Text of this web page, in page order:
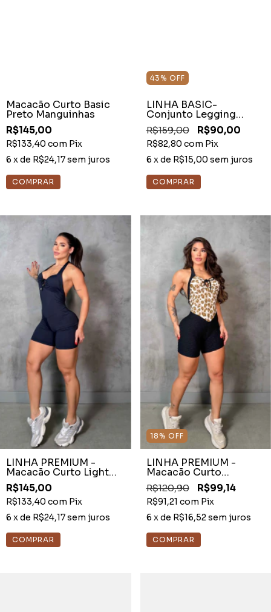
Macacão Curto Basic
Preto Manguinhas
R$145,00
R$133,40 com Pix
6 x de R$24,17sem juros
43% OFF
LINHA BASIC-
Conjunto Legging
Suplex Prime Vermelho
R$159,00 R$90,00
R$82,80 com Pix
6 x de R$15,00 sem juros
LINHA PREMIUM -
Macacão Curto Light
Preto Amarração
R$145,00
R$133,40 com Pix
6 x de R$24,17sem juros
18% OFF
LINHA PREMIUM -
Macacão Curto
Brocado Preto Detalhe
Animal Print
R$120,90 R$99,14
R$91,21 com Pix
6 x de R$16,52sem juros